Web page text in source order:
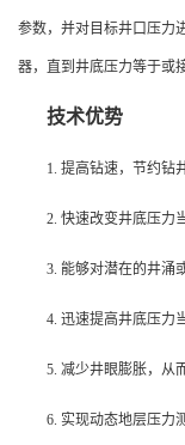
参数，并对目标井口压力
器，直到井底压力等于或
技术优势
1. 提高钻速，节约钻
2. 快速改变井底压力
3. 能够对潜在的井涌
4. 迅速提高井底压力
5. 减少井眼膨胀，从
6. 实现动态地层压力